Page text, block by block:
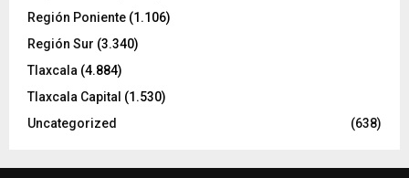
Región Poniente (1.106)
Región Sur (3.340)
Tlaxcala (4.884)
Tlaxcala Capital (1.530)
Uncategorized
(638)